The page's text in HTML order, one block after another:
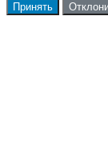
Принять